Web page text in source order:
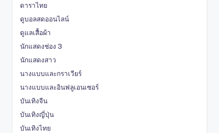
ดาราไทย
ดูบอลสดออนไลน์
ดูแลเสื้อผ้า
นักแสดงช่อง 3
นักแสดงสาว
นางแบบและกราเวียร์
นางแบบและอินฟลูเอนเซอร์
บันเทิงจีน
บันเทิงญี่ปุ่น
บันเทิงไทย